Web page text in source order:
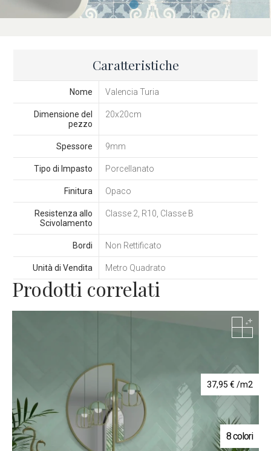
Caratteristiche
Nome Valencia Turia
Dimensione del
pezzo
20x20cm
Spessore 9mm
Tipo di Impasto Porcellanato
Finitura Opaco
Resistenza allo
Scivolamento
Classe 2, R10, Classe B
Bordi Non Rettificato
Unità di Vendita Metro Quadrato
Prodotti correlati
37,95 € /m2
8 colori